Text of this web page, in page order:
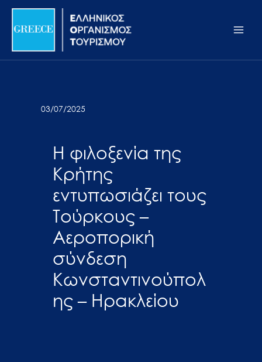
Σημείωση:
ιστότοπος
προσβασιμότητας.
Μετάβαση
περιεχόμενο
03/07/2025
Η φιλοξενία της
Κρήτης
εντυπωσιάζει τους
Τούρκους –
Αεροπορική
σύνδεση
Κωνσταντινούπολ
ης – Ηρακλείου